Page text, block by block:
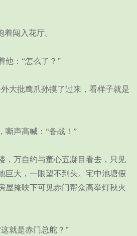
闯入花厅。
：“怎么了？”
批鹰爪孙摸了过来，看样子就是
声高喊：“备战！”
万自约与董心五凝目看去，只见
巨大，一眼望不到头。宅中池塘假
屋掩映下可见赤门帮众高举灯秋火
就是赤门总舵？”